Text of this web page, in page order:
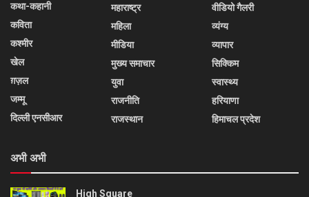
कथा-कहानी
कविता
कश्मीर
खेल
ग़ज़ल
जम्मू
दिल्ली एनसीआर
महाराष्ट्र
महिला
मीडिया
मुख्य समाचार
युवा
राजनीति
राजस्थान
वीडियो गैलरी
व्यंग्य
व्यापार
सिक्किम
स्वास्थ्य
हरियाणा
हिमाचल प्रदेश
अभी अभी
High Square